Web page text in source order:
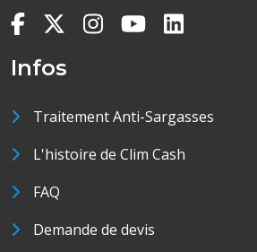
Infos
Traitement Anti-Sargasses
L'histoire de Clim Cash
FAQ
Demande de devis